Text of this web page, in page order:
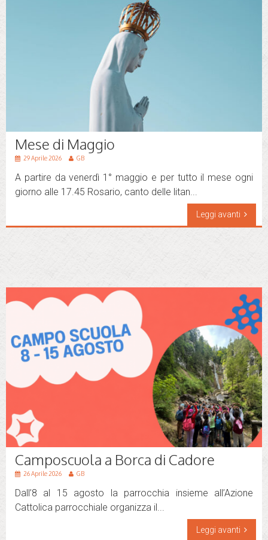
Mese di Maggio
29 Aprile 2026 GB
A partire da venerdì 1° maggio e per tutto il mese ogni
giorno alle 17.45 Rosario, canto delle litan...
Leggi avanti
Camposcuola a Borca di Cadore
26 Aprile 2026 GB
Dall’8 al 15 agosto la parrocchia insieme all’Azione
Cattolica parrocchiale organizza il...
Leggi avanti